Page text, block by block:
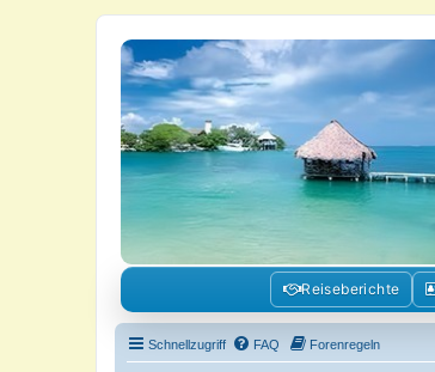
Kolumbienforum - Das
Reisen, Auswandern, Kultur, Politik, Geschichte und
Reiseberichte
Schnellzugriff FAQ Forenregeln